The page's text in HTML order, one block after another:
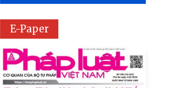
E-Paper